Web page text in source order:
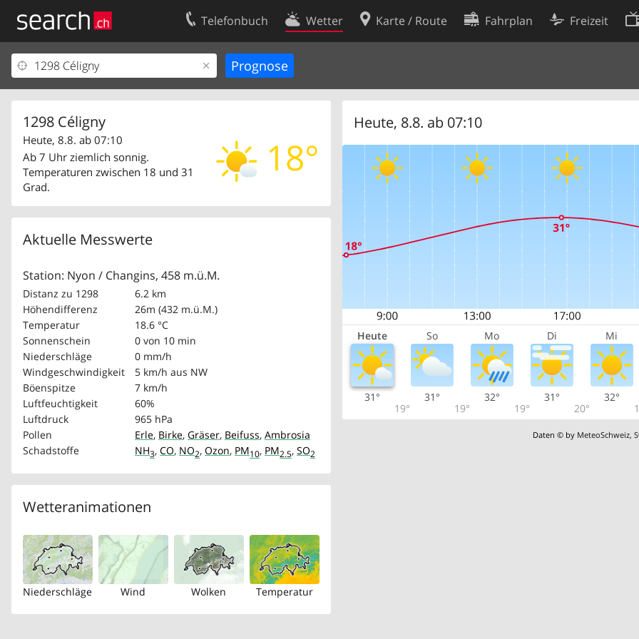
Telefonbuch Wetter Karte / Route Fahrplan Freizeit
1298 Céligny
18°
Heute, 8.8. ab 07:10
Ab 7 Uhr ziemlich sonnig.
Temperaturen zwischen 18 und 31
Grad.
Aktuelle Messwerte
Station: Nyon / Changins, 458 m.ü.M.
Distanz zu 1298
6.2 km
Höhendifferenz
26m (432 m.ü.M.)
Temperatur
18.6 °C
Sonnenschein
0 von 10 min
Niederschläge
0 mm/h
Windgeschwindigkeit
5 km/h aus NW
Böenspitze
7 km/h
Luftfeuchtigkeit
60%
Luftdruck
965 hPa
Pollen
Erle, Birke, Gräser, Beifuss, Ambrosia
Schadstoffe
NH3, CO, NO2, Ozon, PM10, PM2.5, SO2
Wetteranimationen
Niederschläge Wind Wolken Temperatur
Heute, 8.8. ab 07:10
Heute So Mo Di Mi
31°
19°
31°
19°
32°
19°
31°
20°
32°
Daten © by MeteoSchweiz,
Ihr Eintrag
Kundencenter Geschäftskunden
Impressum
Kontakt
Nutzungsbedingungen
Cookie-Einstellungen